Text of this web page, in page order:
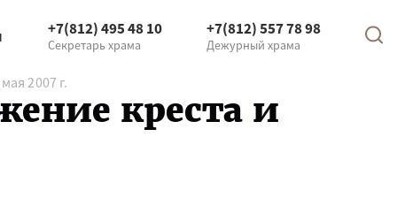
+7(812) 495 48 10
Секретарь храма
+7(812) 557 78 98
Дежурный храма
2007 г.
креста и